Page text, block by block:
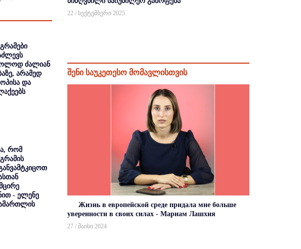
ძალიან
არამედ
და
რომ
- ელენე
22 / სექტემბერი 2025
შენი საუკეთესო მომავლისთვის
Жизнь в европейской среде придала мне больше
уверенности в своих силах - Мариам Лашхия
27 / მაისი 2024